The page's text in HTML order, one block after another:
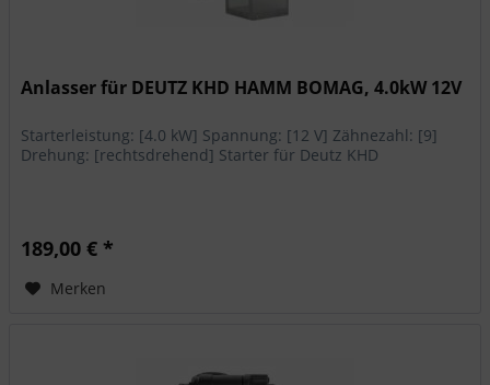
Anlasser für DEUTZ KHD HAMM BOMAG, 4.0kW 12V
Starterleistung: [4.0 kW] Spannung: [12 V] Zähnezahl: [9]
Drehung: [rechtsdrehend] Starter für Deutz KHD
189,00 € *
Merken